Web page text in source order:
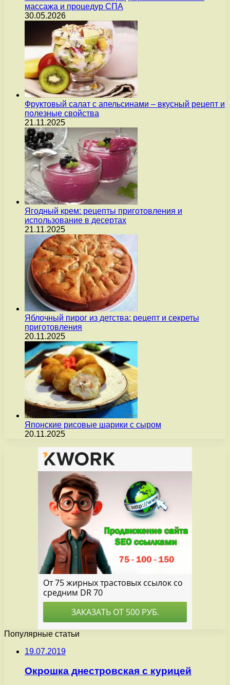
массажа и процедур СПА
30.05.2026
Фруктовый салат с апельсинами – вкусный рецепт и
полезные свойства
21.11.2025
Ягодный крем: рецепты приготовления и
использование в десертах
21.11.2025
Яблочный пирог из детства: рецепт и секреты
приготовления
20.11.2025
Японские рисовые шарики с сыром
20.11.2025
Популярные статьи
19.07.2019
Окрошка днестровская с курицей